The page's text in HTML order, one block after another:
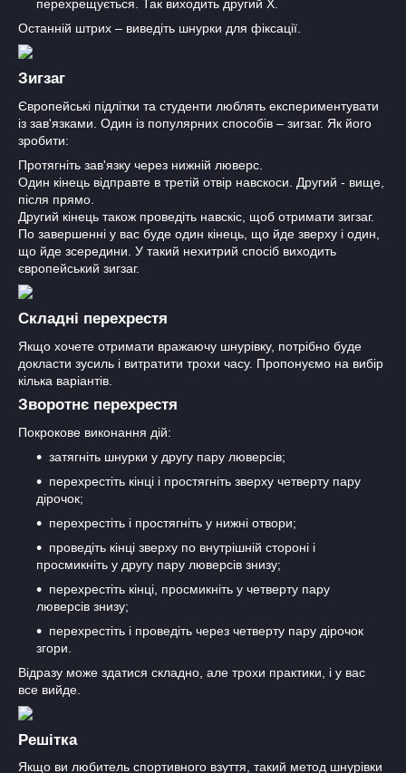
перехрещується. Так виходить другий X.
Останній штрих – виведіть шнурки для фіксації.
Зигзаг
Європейські підлітки та студенти люблять експериментувати
із зав'язками. Один із популярних способів – зигзаг. Як його
зробити:
Протягніть зав'язку через нижній люверс.
Один кінець відправте в третій отвір навскоси. Другий - вище,
після прямо.
Другий кінець також проведіть навскіс, щоб отримати зигзаг.
По завершенні у вас буде один кінець, що йде зверху і один,
що йде зсередини. У такий нехитрий спосіб виходить
європейський зигзаг.
Складні перехрестя
Якщо хочете отримати вражаючу шнурівку, потрібно буде
докласти зусиль і витратити трохи часу. Пропонуємо на вибір
кілька варіантів.
Зворотнє перехрестя
Покрокове виконання дій:
затягніть шнурки у другу пару люверсів;
перехрестіть кінці і простягніть зверху четверту пару
дірочок;
перехрестіть і простягніть у нижні отвори;
проведіть кінці зверху по внутрішній стороні і
просмикніть у другу пару люверсів знизу;
перехрестіть кінці, просмикніть у четверту пару
люверсів знизу;
перехрестіть і проведіть через четверту пару дірочок
згори.
Відразу може здатися складно, але трохи практики, і у вас
все вийде.
Решітка
Якщо ви любитель спортивного взуття, такий метод шнурівки